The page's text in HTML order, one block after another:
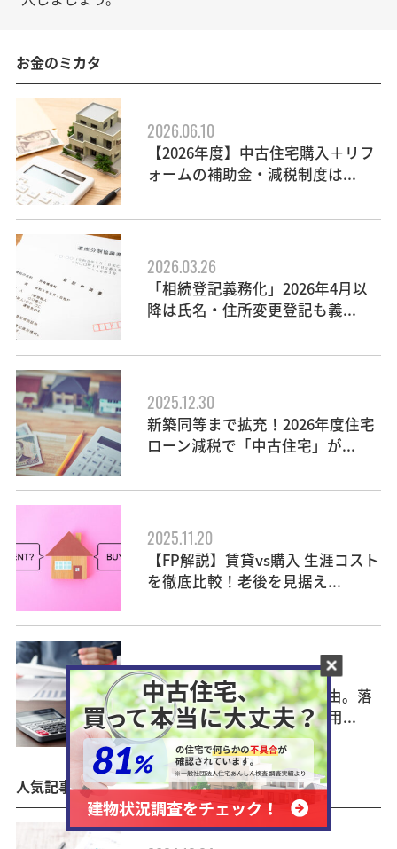
お金のミカタ
2026.06.10
【2026年度】中古住宅購入＋リフ
ォームの補助金・減税制度は...
2026.03.26
「相続登記義務化」2026年4月以
降は氏名・住所変更登記も義...
2025.12.30
新築同等まで拡充！2026年度住宅
ローン減税で「中古住宅」が...
2025.11.20
【FP解説】賃貸vs購入 生涯コスト
を徹底比較！老後を見据え...
2025.09.12
住宅ローン審査に落ちる理由。落
ちたらどうなる？「融資利用...
人気記事